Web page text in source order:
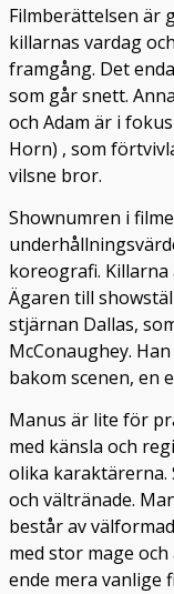
Filmberättelsen är
killarnas vardag
framgång. Det
som går snett.
och Adam är i
Horn) , som
vilsne bror.
Shownumren i
koreografi. Killarna
Ägaren till
stjärnan Dallas,
McConaughey.
bakom scenen, en
Manus är lite för
med känsla och
olika karaktärerna.
och vältränade.
består av
med stor mage
ende mera vanlige